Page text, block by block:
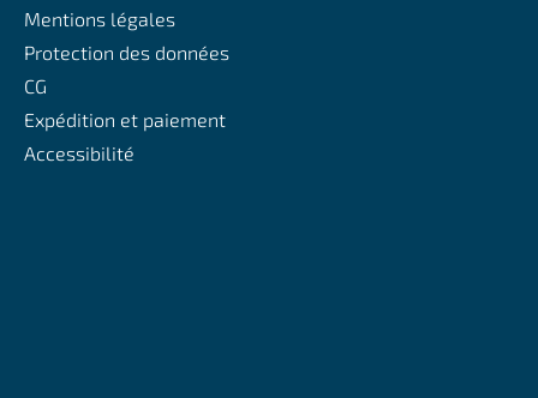
Mentions légales
Protection des données
CG
Expédition et paiement
Accessibilité